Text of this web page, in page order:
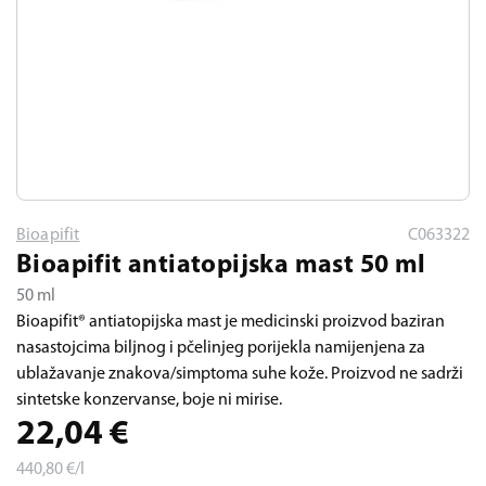
Bioapifit C063322
Bioapifit antiatopijska mast 50 ml
50 ml
Bioapifit® antiatopijska mast je medicinski proizvod baziran
nasastojcima biljnog i pčelinjeg porijekla namijenjena za
ublažavanje znakova/simptoma suhe kože. Proizvod ne sadrži
sintetske konzervanse, boje ni mirise.
22,04 €
440,80€/l